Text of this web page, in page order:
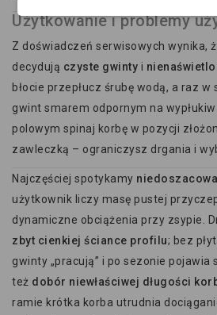
Użytkowanie i problemy
Z doświadczeń serwisowych wynika,
decydują czyste gwinty i
błocie przepłucz śrubę wodą, a raz
gwint smarem odpornym na
polowym spinaj korbę w pozycji
zawleczką – ograniczysz drgania i
Najczęściej spotykamy
użytkownik liczy masę pustej
dynamiczne obciążenia przy zsypie.
zbyt cienkiej ściance profilu; bez
gwinty „pracują” i po sezonie pojawia
też dobór niewłaściwej długości
ramie krótka korba utrudnia